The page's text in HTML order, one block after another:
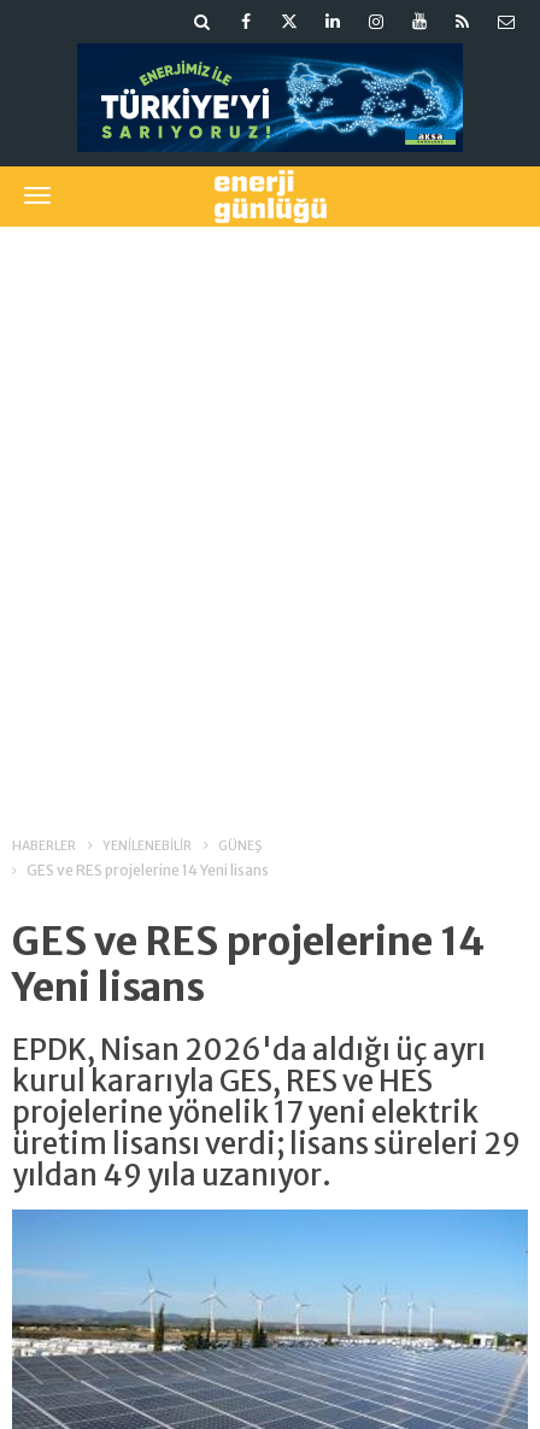
HABERLER YENİLENEBİLİR GÜNEŞ
GES ve RES projelerine 14 Yeni lisans
GES ve RES projelerine 14
Yeni lisans
EPDK, Nisan 2026'da aldığı üç ayrı
kurul kararıyla GES, RES ve HES
projelerine yönelik 17 yeni elektrik
üretim lisansı verdi; lisans süreleri 29
yıldan 49 yıla uzanıyor.